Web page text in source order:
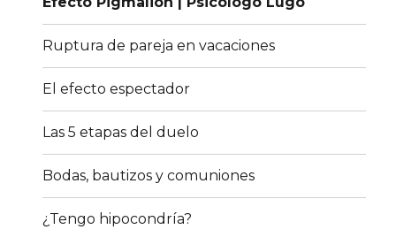
Ruptura de pareja en vacaciones
El efecto espectador
Las 5 etapas del duelo
Bodas, bautizos y comuniones
¿Tengo hipocondría?